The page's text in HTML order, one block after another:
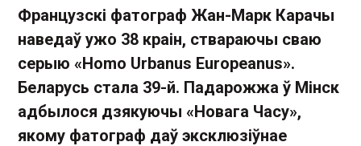
Французскі фатограф Жан-Марк Карачы
наведаў ужо 38 краін, ствараючы сваю
серыю «Homo Urbanus Europeanus».
Беларусь стала 39-й. Падарожжа ў Мінск
адбылося дзякуючы «Новага Часу»,
якому фатограф даў эксклюзіўнае